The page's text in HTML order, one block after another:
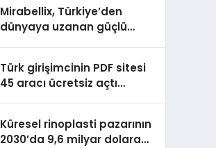
Mirabellix, Türkiye’den
dünyaya uzanan güçlü
Türk girişimcinin PDF sitesi
45 aracı ücretsiz açtı
Küresel rinoplasti pazarının
2030’da 9,6 milyar dolara